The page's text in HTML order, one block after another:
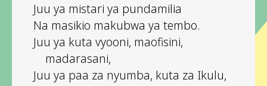
Juu ya mistari ya pundamilia
Na masikio makubwa ya tembo.
Juu ya kuta vyooni, maofisini,
madarasani,
Juu ya paa za nyumba, kuta za Ikulu,